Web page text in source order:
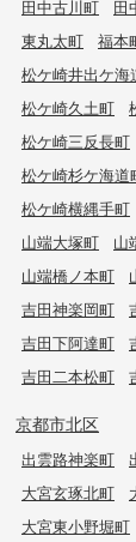
田中古川町
田
東丸太町
福本
松ケ崎井出ケ海
松ケ崎久土町
松ケ崎三反長町
松ケ崎杉ケ海道
松ケ崎横縄手町
山端大塚町
山
山端橋ノ本町
吉田神楽岡町
吉田下阿達町
吉田二本松町
京都市北区
出雲路神楽町
大宮玄琢北町
大宮東小野堀町